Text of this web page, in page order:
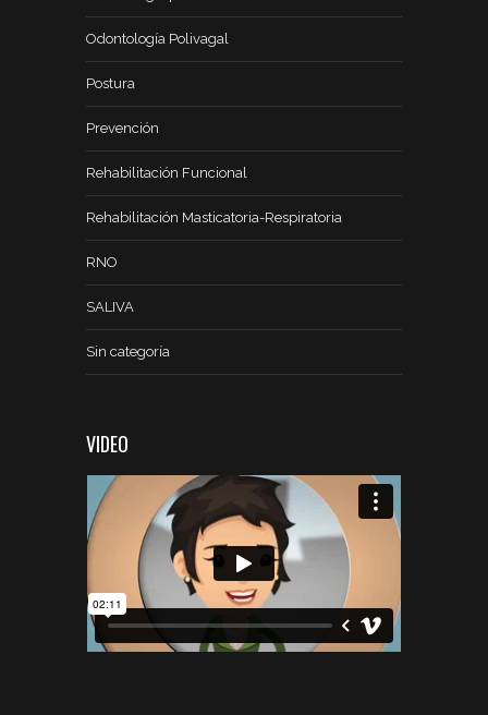
Odontología Polivagal
Postura
Prevención
Rehabilitación Funcional
Rehabilitación Masticatoria-Respiratoria
RNO
SALIVA
Sin categoría
VIDEO